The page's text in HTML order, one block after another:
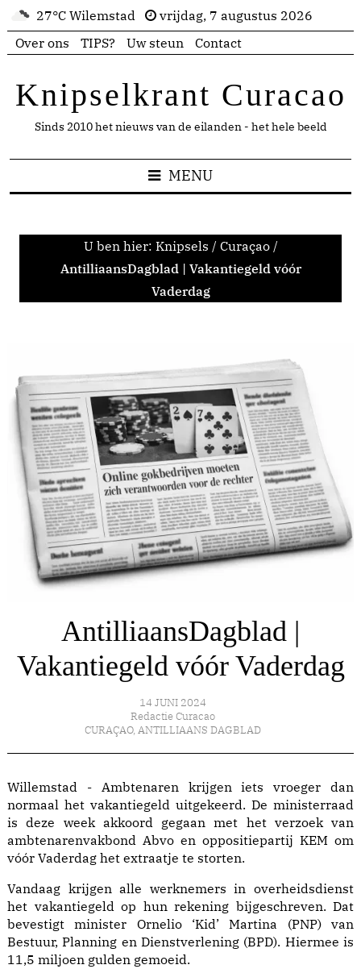
27°C Wilemstad
vrijdag, 7 augustus 2026
Over ons
TIPS? Uw steun Contact
Knipselkrant Curacao
Sinds 2010 het nieuws van de eilanden - het hele beeld
MENU
U ben hier: Knipsels / Curaçao /
AntilliaansDagblad | Vakantiegeld vóór
Vaderdag
AntilliaansDagblad |
Vakantiegeld vóór Vaderdag
14 JUNI 2024
Redactie Curacao
CURAÇAO, ANTILLIAANS DAGBLAD
Willemstad - Ambtenaren krijgen iets vroeger dan
normaal het vakantiegeld uitgekeerd. De ministerraad
is deze week akkoord gegaan met het verzoek van
ambtenarenvakbond Abvo en oppositiepartij KEM om
vóór Vaderdag het extraatje te storten.
Vandaag krijgen alle werknemers in overheidsdienst
het vakantiegeld op hun rekening bijgeschreven. Dat
bevestigt minister Ornelio ‘Kid’ Martina (PNP) van
Bestuur, Planning en Dienstverlening (BPD). Hiermee is
11,5 miljoen gulden gemoeid.